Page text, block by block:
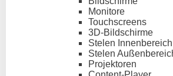
Monitore
Touchscreens
3D-Bildschirme
Stelen Innenbereich
Stelen
Projektoren